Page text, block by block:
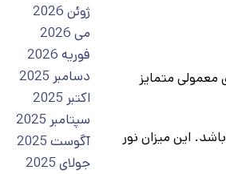
معمولی متمایز
نوری با شدت بالا، معمولاً بالای ۱۰۰۰ لومن، را داشته باشد. این میزان نور
ژوئن 2026
می 2026
فوریه 2026
دسامبر 2025
اکتبر 2025
سپتامبر 2025
آگوست 2025
جولای 2025